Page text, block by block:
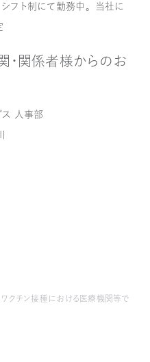
フト制にて勤務中。当社に
・関係者様からのお
ス 人事部
クチン接種における医療機関等で